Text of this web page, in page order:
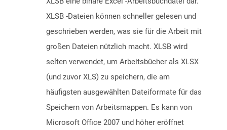
XLSB -Dateien können schneller gelesen und
geschrieben werden, was sie für die Arbeit mit
großen Dateien nützlich macht. XLSB wird
selten verwendet, um Arbeitsbücher als XLSX
(und zuvor XLS) zu speichern, die am
häufigsten ausgewählten Dateiformate für das
Speichern von Arbeitsmappen. Es kann von
Microsoft Office 2007 und höher eröffnet